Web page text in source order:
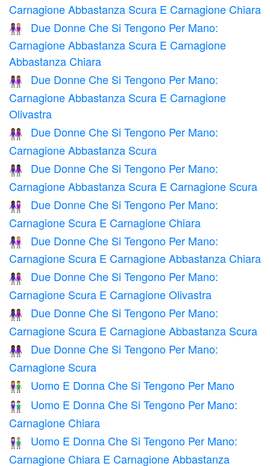
Carnagione Abbastanza Scura E Carnagione Chiara
👩🏾‍🤝‍👩🏼
Due Donne Che Si Tengono Per Mano:
Carnagione Abbastanza Scura E Carnagione
Abbastanza Chiara
👩🏾‍🤝‍👩🏽
Due Donne Che Si Tengono Per Mano:
Carnagione Abbastanza Scura E Carnagione
Olivastra
👭🏾
Due Donne Che Si Tengono Per Mano:
Carnagione Abbastanza Scura
👩🏾‍🤝‍👩🏿
Due Donne Che Si Tengono Per Mano:
Carnagione Abbastanza Scura E Carnagione Scura
👩🏿‍🤝‍👩🏻
Due Donne Che Si Tengono Per Mano:
Carnagione Scura E Carnagione Chiara
👩🏿‍🤝‍👩🏼
Due Donne Che Si Tengono Per Mano:
Carnagione Scura E Carnagione Abbastanza Chiara
👩🏿‍🤝‍👩🏽
Due Donne Che Si Tengono Per Mano:
Carnagione Scura E Carnagione Olivastra
👩🏿‍🤝‍👩🏾
Due Donne Che Si Tengono Per Mano:
Carnagione Scura E Carnagione Abbastanza Scura
👭🏿
Due Donne Che Si Tengono Per Mano:
Carnagione Scura
👫 Uomo E Donna Che Si Tengono Per Mano
👫🏻
Uomo E Donna Che Si Tengono Per Mano:
Carnagione Chiara
👩🏻‍🤝‍👨🏼
Uomo E Donna Che Si Tengono Per Mano:
Carnagione Chiara E Carnagione Abbastanza